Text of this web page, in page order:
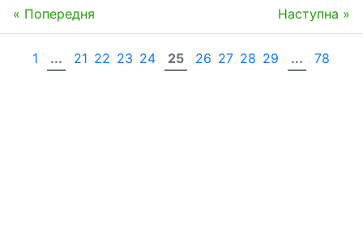
« Попередня Наступна »
1 ... 21 22 23 24 25 26 27 28 29 ... 78